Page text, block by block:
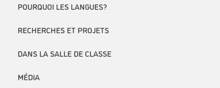
POURQUOI LES LANGUES?
RECHERCHES ET PROJETS
DANS LA SALLE DE CLASSE
MÉDIA